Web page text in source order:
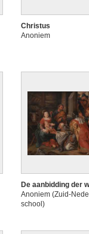
Christus
Anoniem
De aanbidding der
Anoniem (Zuid-
school)